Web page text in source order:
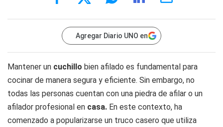
Agregar Diario UNO en
Mantener un cuchillo bien afilado es fundamental para
cocinar de manera segura y eficiente. Sin embargo, no
todas las personas cuentan con una piedra de afilar o un
afilador profesional en casa. En este contexto, ha
comenzado a popularizarse un truco casero que utiliza